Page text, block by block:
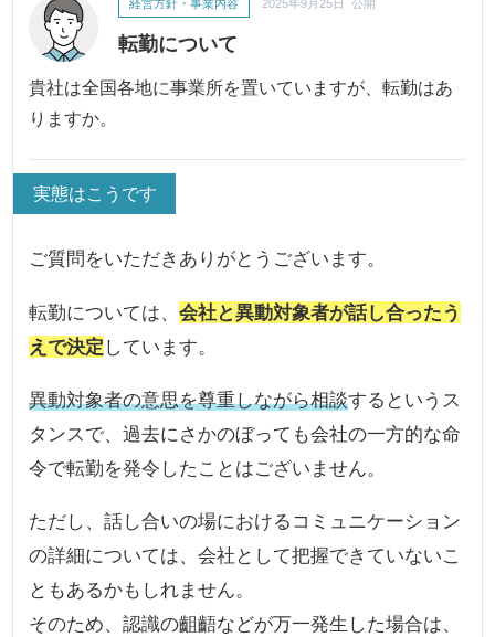
転勤について
経営方針・事業内容 2025年9月25日 公開
貴社は全国各地に事業所を置いていますが、転勤はあ
りますか。
実態はこうです
ご質問をいただきありがとうございます。
転勤については、会社と異動対象者が話し合ったう
えで決定 しています。
異動対象者の意思を尊重しながら相談するというス
タンスで、過去にさかのぼっても会社の一方的な命
令で転勤を発令したことはございません。
ただし、話し合いの場におけるコミュニケーション
の詳細については、会社として把握できていないこ
ともあるかもしれません。
そのため、認識の齟齬などが万一発生した場合は、